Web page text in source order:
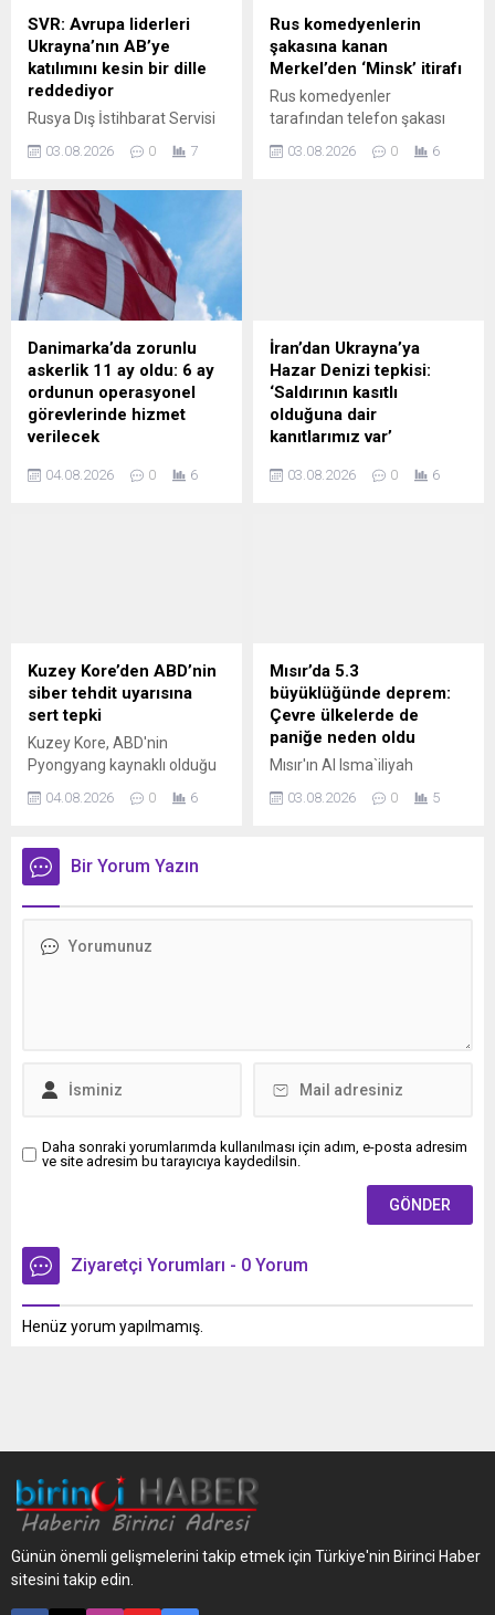
SVR: Avrupa liderleri
Ukrayna’nın AB’ye
katılımını kesin bir dille
reddediyor
Rusya Dış İstihbarat Servisi
yönelik vaatlerinin bir
olduğunu kaydederek
Avrupa liderlerinin kapalı
kapılar ardında Kiev’in AB
üyeliğini kesin olarak
reddettiğini, Ukrayna halkını
da Rusya ile çatışmada
piyon olarak kullandığını
belirtti.
03.08.2026 0 7
Rus komedyenlerin
şakasına kanan
Merkel’den ‘Minsk’ itirafı
Rus komedyenler
tarafından telefon şakası
Poroşenko'yla konuştuğunu
03.08.2026 0 6
Danimarka’da zorunlu
askerlik 11 ay oldu: 6 ay
ordunun operasyonel
görevlerinde hizmet
verilecek
askerlik süresini 4 aydan 11
04.08.2026 0 6
İran’dan Ukrayna’ya
Hazar Denizi tepkisi:
‘Saldırının kasıtlı
olduğuna dair
kanıtlarımız var’
Sözcüsü Bekayi, Ukrayna
için gerekli tüm adımları
atacağını belirtti.
03.08.2026 0 6
Kuzey Kore’den ABD’nin
siber tehdit uyarısına
sert tepki
Kuzey Kore, ABD'nin
Pyongyang kaynaklı olduğu
uyarısını reddederek,
itibarını zedelemeye yönelik
siyasi propaganda olduğunu
04.08.2026 0 6
Mısır’da 5.3
büyüklüğünde deprem:
Çevre ülkelerde de
paniğe neden oldu
Mısır'ın Al Isma`iliyah
büyüklüğünde deprem
03.08.2026 0 5
Bir Yorum Yazın
Daha sonraki yorumlarımda kullanılması için adım, e-posta adresim
ve site adresim bu tarayıcıya kaydedilsin.
Ziyaretçi Yorumları - 0 Yorum
Henüz yorum yapılmamış.
Günün önemli gelişmelerini takip etmek için Türkiye'nin Birinci Haber
sitesini takip edin.